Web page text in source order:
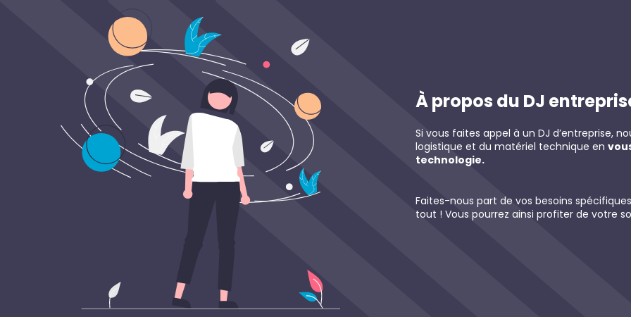
À propos du DJ
Si vous faites appel à un DJ d’entreprise,
logistique et du matériel technique en
technologie.
Faites-nous part de vos besoins
tout ! Vous pourrez ainsi profiter de votre